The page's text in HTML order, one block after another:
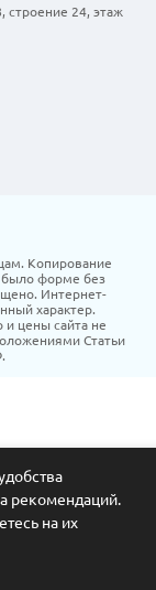
строение 24, этаж
Копирование
было форме без
Интернет-
характер.
цены сайта не
Статьи
рекомендаций.
на их